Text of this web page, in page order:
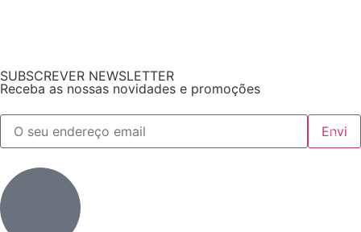
SUBSCREVER NEWSLETTER
Receba as nossas novidades e promoções